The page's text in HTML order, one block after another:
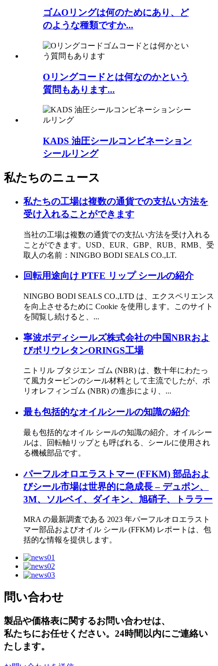
ゴムOリングは何のためにあり、ど
のような種類ですか...
Oリングコードとは何なのかという
質問もあります...
KADS 油圧シールコンビネーション
シールリング
私たちのニュース
私たちの工場は複数の通貨での支払い方法を
受け入れることができます
当社の工場は複数の通貨での支払い方法を受け入れる
ことができます。USD、EUR、GBP、RUB、RMB、受
取人の名前：NINGBO BODI SEALS CO.,LT.
回転用途向け PTFE リップ シールの紹介
NINGBO BODI SEALS CO.,LTD は、エクスペリエンス
を向上させるために Cookie を使用します。このサイト
を閲覧し続けると、...
寧波ボディシールズ株式会社の中国NBRおよ
びポリウレタンORINGS工場
ニトリル ブタジエン ゴム (NBR) は、数十年にわたっ
て風力タービンのシール材料として主流でしたが、ポ
リオレフィンゴム (NBR) の進歩により、...
最も包括的なオイルシールの知識の紹介
最も包括的なオイル シールの知識の紹介。オイルシー
ルは、回転軸リップとも呼ばれる、シールに使用され
る機械部品です。
パーフルオロエラストマー (FFKM) 部品およ
びシール市場は世界的に急成長 – デュポン、
3M、ソルベイ、ダイキン、旭硝子、トララー
MRA の最新調査である 2023 年パーフルオロエラスト
マー部品およびオイル シール (FFKM) レポートは、包
括的な情報を提供します。
問い合わせ
製品や価格表に関するお問い合わせは、
私たちにお任せください。24時間以内にご連絡い
たします。